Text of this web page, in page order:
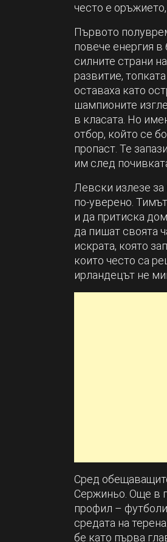
често е
Първото
повече енергия в
силните страни
развитие,
оставаха като
шампионите
в класата. Но
отбор, който се
пропаст. Те
им след
Левски излезе
по-уверено.
и да притиска
да пишат своята
искрата, която
които често са
ирландецът не
Сред
Сержиньо. Още в
профил –
средата на
бе като първа